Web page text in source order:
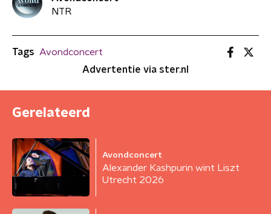
NTR
Tags
Avondconcert
Advertentie via ster.nl
Gerelateerd
Avondconcert
Alexander Kashpurin wint Liszt
Utrecht 2026